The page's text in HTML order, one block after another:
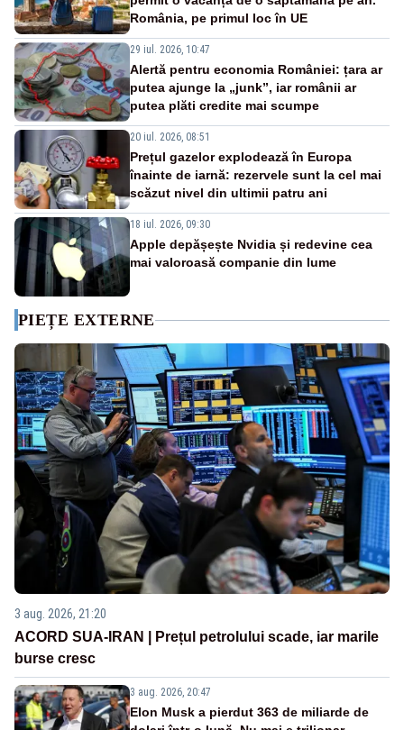
România, pe primul loc în UE
29 iul. 2026, 10:47
Alertă pentru economia României: țara ar
putea ajunge la „junk”, iar românii ar
putea plăti credite mai scumpe
20 iul. 2026, 08:51
Prețul gazelor explodează în Europa
înainte de iarnă: rezervele sunt la cel mai
scăzut nivel din ultimii patru ani
18 iul. 2026, 09:30
Apple depășește Nvidia și redevine cea
mai valoroasă companie din lume
PIEȚE EXTERNE
3 aug. 2026, 21:20
ACORD SUA-IRAN | Prețul petrolului scade, iar marile
burse cresc
3 aug. 2026, 20:47
Elon Musk a pierdut 363 de miliarde de